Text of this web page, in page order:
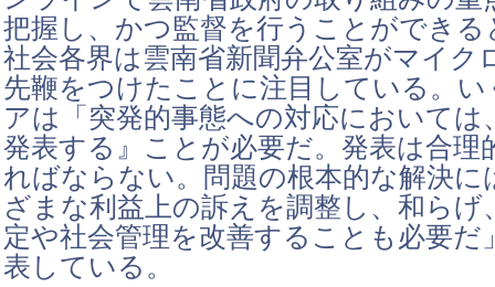
把握し、かつ監督を行うことができ
社会各界は雲南省新聞弁公室がマイク
先鞭をつけたことに注目している。
アは「突発的事態への対応においては
発表する』ことが必要だ。発表は合理
ればならない。問題の根本的な解決に
ざまな利益上の訴えを調整し、和らげ
定や社会管理を改善することも必要だ
表している。